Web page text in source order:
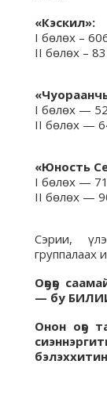
«Кэскил»:
I бөлөх –
II бөлөх –
I бөлөх —
II бөлөх —
«Юность
I бөлөх —
II бөлөх —
Сэрии,
группалаах
Оҕоҕо
— бу
Онон оҕо